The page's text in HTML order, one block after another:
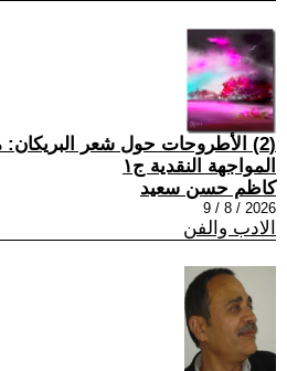
(2) الأطروحات حول شعر البريكان:
المواجهة النقدية ج١
كاظم حسن سعيد
2026 / 8 / 9
الادب والفن